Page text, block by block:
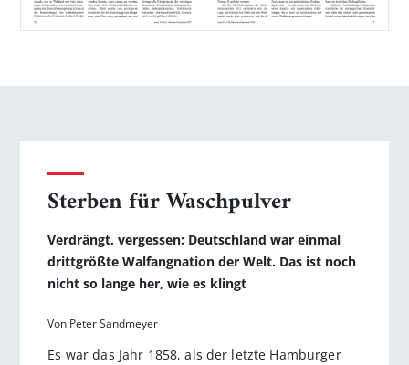
Sterben für Waschpulver
Verdrängt, vergessen: Deutschland war einmal
drittgrößte Walfangnation der Welt. Das ist noch
nicht so lange her, wie es klingt
Von Peter Sandmeyer
Es war das Jahr 1858, als der letzte Hamburger